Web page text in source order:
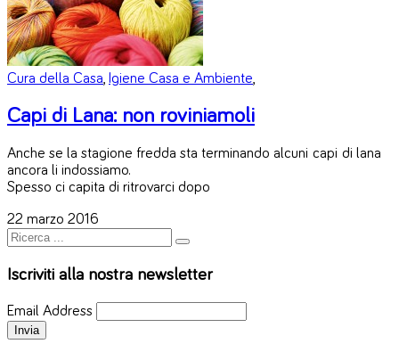
Cura della Casa, Igiene Casa e Ambiente,
Capi di Lana: non roviniamoli
Anche se la stagione fredda sta terminando alcuni capi di lana
ancora li indossiamo.
Spesso ci capita di ritrovarci dopo
22 marzo 2016
Iscriviti alla nostra newsletter
Email Address